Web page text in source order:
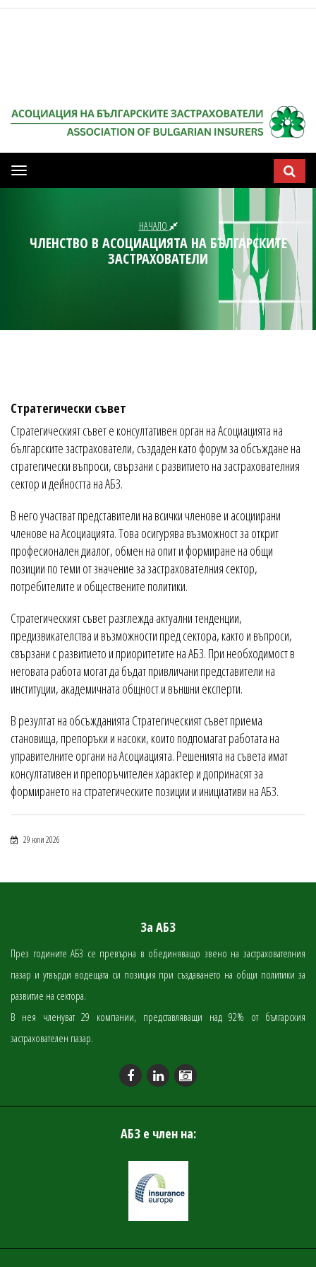
Мобилна
навигация
НАЧАЛО
ЧЛЕНСТВО В АСОЦИАЦИЯТА НА БЪЛГАРСКИТЕ
ЗАСТРАХОВАТЕЛИ
Стратегически съвет
Стратегическият съвет е консултативен орган на Асоциацията на
българските застрахователи, създаден като форум за обсъждане на
стратегически въпроси, свързани с развитието на застрахователния
сектор и дейността на АБЗ.
В него участват представители на всички членове и асоциирани
членове на Асоциацията. Това осигурява възможност за открит
професионален диалог, обмен на опит и формиране на общи
позиции по теми от значение за застрахователния сектор,
потребителите и обществените политики.
Стратегическият съвет разглежда актуални тенденции,
предизвикателства и възможности пред сектора, както и въпроси,
свързани с развитието и приоритетите на АБЗ. При необходимост в
неговата работа могат да бъдат привличани представители на
институции, академичната общност и външни експерти.
В резултат на обсъжданията Стратегическият съвет приема
становища, препоръки и насоки, които подпомагат работата на
управителните органи на Асоциацията. Решенията на съвета имат
консултативен и препоръчителен характер и допринасят за
формирането на стратегическите позиции и инициативи на АБЗ.
29 юли 2026
За АБЗ
През годините АБЗ се превърна в обединяващо звено на застрахователния
пазар и утвърди водещата си позиция при създаването на общи политики за
развитие на сектора.
В нея членуват 29 компании, представляващи над 92% от българския
застрахователен пазар.
АБЗ е член на: